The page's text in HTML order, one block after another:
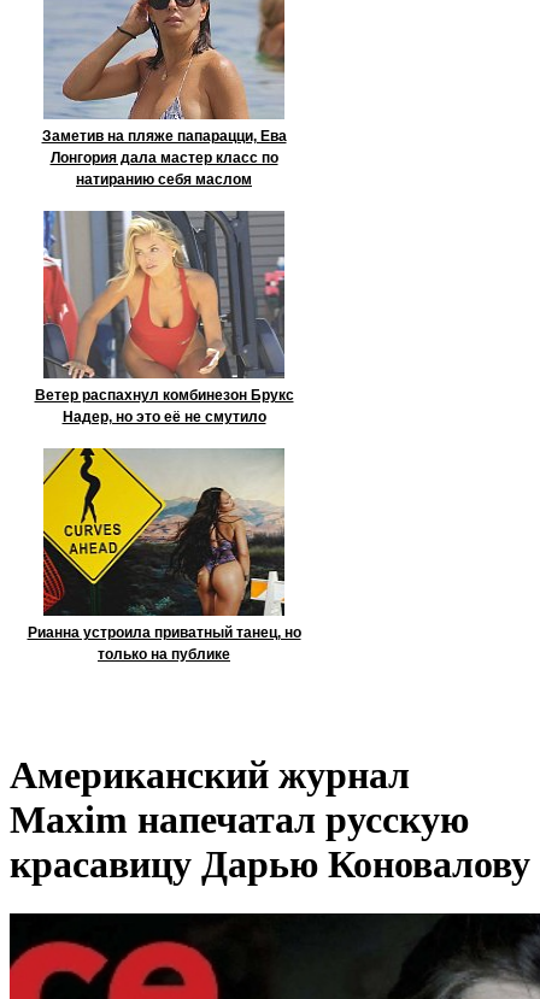
Заметив на пляже папарацци, Ева
Лонгория дала мастер класс по
натиранию себя маслом
Ветер распахнул комбинезон Брукс
Надер, но это её не смутило
Рианна устроила приватный танец, но
только на публике
Американский журнал
Maxim напечатал русскую
красавицу Дарью Коновалову